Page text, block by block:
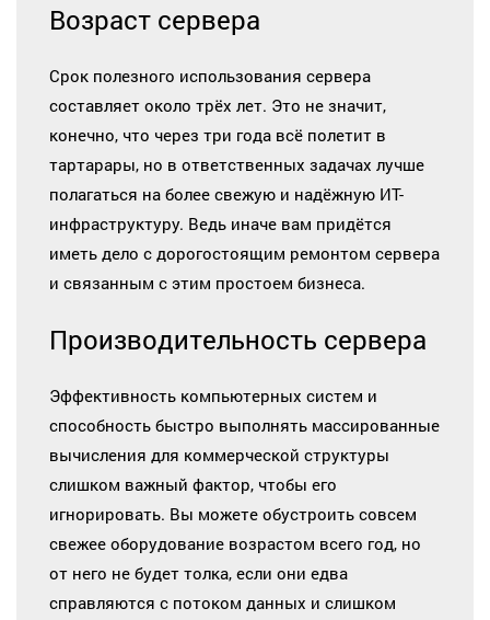
Возраст сервера
Срок полезного использования сервера
составляет около трёх лет. Это не значит,
конечно, что через три года всё полетит в
тартарары, но в ответственных задачах лучше
полагаться на более свежую и надёжную ИТ-
инфраструктуру. Ведь иначе вам придётся
иметь дело с дорогостоящим ремонтом сервера
и связанным с этим простоем бизнеса.
Производительность сервера
Эффективность компьютерных систем и
способность быстро выполнять массированные
вычисления для коммерческой структуры
слишком важный фактор, чтобы его
игнорировать. Вы можете обустроить совсем
свежее оборудование возрастом всего год, но
от него не будет толка, если они едва
справляются с потоком данных и слишком